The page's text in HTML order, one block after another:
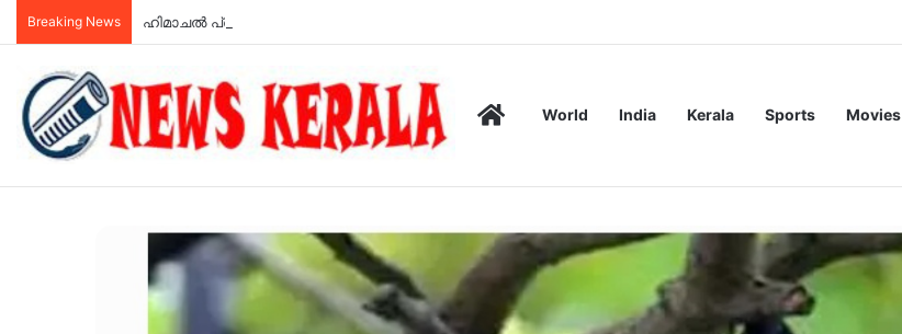
Breaking News ഹിമാചല്‍ പ്രദേശില്‍ സ്വകാര്യ ബസ് മറിഞ്ഞ് എട്ട് പേര്‍ മരിച്ചു
HomeWorld India Kerala Sports Movies